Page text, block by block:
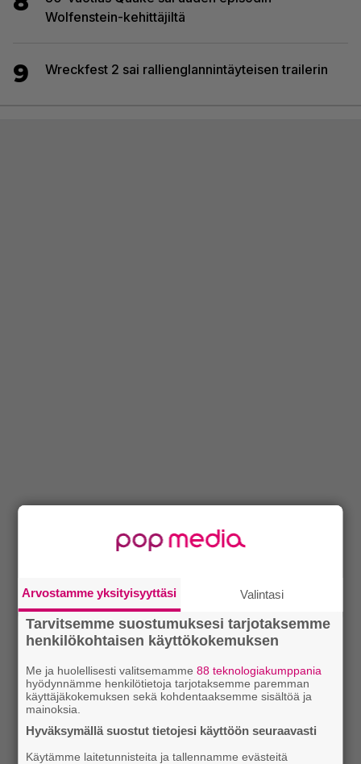
Wolfenstein-kehittäjiltä
9 Wreckfest 2 sai rallienglannintäyteisen trailerin
Arvostamme yksityisyyttäsi Valintasi
Tarvitsemme suostumuksesi tarjotaksemme
henkilökohtaisen käyttökokemuksen
Me ja huolellisesti valitsemamme88 teknologiakumppania
hyödynnämme henkilötietoja tarjotaksemme paremman
käyttäjäkokemuksen sekä kohdentaaksemme sisältöä ja
mainoksia.
Hyväksymällä suostut tietojesi käyttöön seuraavasti
Käytämme laitetunnisteita ja tallennamme evästeitä